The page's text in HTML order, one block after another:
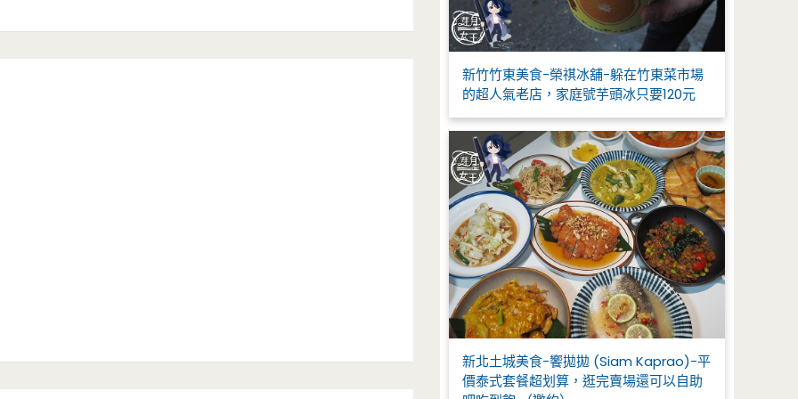
新竹竹東美食-榮祺冰舖-躲在竹東菜市場
的超人氣老店，家庭號芋頭冰只要120元
新北土城美食-饗拋拋 (Siam Kaprao)-平
價泰式套餐超划算，逛完賣場還可以自助